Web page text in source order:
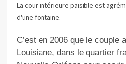
La cour intérieure paisible est
d'une fontaine.
C’est en 2006que le couple
Louisiane, dans le quartier